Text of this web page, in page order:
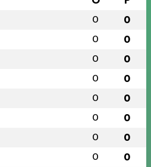
0 0
0 0
0 0
0 0
0 0
0 0
0 0
0 0